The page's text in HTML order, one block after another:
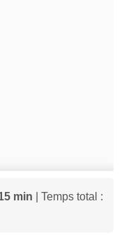
min | Temps total :